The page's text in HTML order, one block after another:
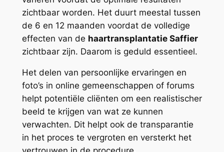
zichtbaar worden. Het duurt meestal tussen
de 6 en 12 maanden voordat de volledige
effecten van de haartransplantatie Saffier
zichtbaar zijn. Daarom is geduld essentieel.
Het delen van persoonlijke ervaringen en
foto’s in online gemeenschappen of forums
helpt potentiële cliënten om een realistischer
beeld te krijgen van wat ze kunnen
verwachten. Dit helpt ook de transparantie
in het proces te vergroten en versterkt het